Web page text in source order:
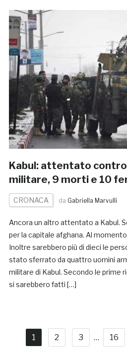
Kabul: attentato contro
militare, 9 morti e 10
CRONACA da Gabriella Marvulli
Ancora un altro attentato a Kabul.
per la capitale afghana. Al
Inoltre sarebbero più di dieci le
stato sferrato da quattro uomini
militare di Kabul. Secondo le prime
si sarebbero fatti […]
1 2 3 … 16